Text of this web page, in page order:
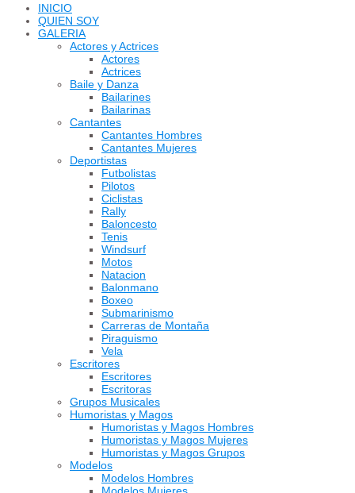
INICIO
QUIEN SOY
GALERIA
Actores y Actrices
Actores
Actrices
Baile y Danza
Bailarines
Bailarinas
Cantantes
Cantantes Hombres
Cantantes Mujeres
Deportistas
Futbolistas
Pilotos
Ciclistas
Rally
Baloncesto
Tenis
Windsurf
Motos
Natacion
Balonmano
Boxeo
Submarinismo
Carreras de Montaña
Piraguismo
Vela
Escritores
Escritores
Escritoras
Grupos Musicales
Humoristas y Magos
Humoristas y Magos Hombres
Humoristas y Magos Mujeres
Humoristas y Magos Grupos
Modelos
Modelos Hombres